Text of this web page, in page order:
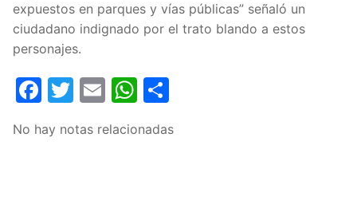
expuestos en parques y vías públicas” señaló un
ciudadano indignado por el trato blando a estos
personajes.
Facebook
Twitter
EmailWhatsApp
No hay notas relacionadas